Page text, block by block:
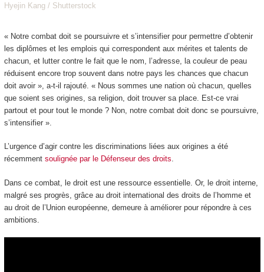
Hyejin Kang / Shutterstock
« Notre combat doit se poursuivre et s’intensifier pour permettre d’obtenir
les diplômes et les emplois qui correspondent aux mérites et talents de
chacun, et lutter contre le fait que le nom, l’adresse, la couleur de peau
réduisent encore trop souvent dans notre pays les chances que chacun
doit avoir », a-t-il rajouté. « Nous sommes une nation où chacun, quelles
que soient ses origines, sa religion, doit trouver sa place. Est-ce vrai
partout et pour tout le monde ? Non, notre combat doit donc se poursuivre,
s’intensifier ».
L’urgence d’agir contre les discriminations liées aux origines a été
récemment soulignée par le Défenseur des droits.
Dans ce combat, le droit est une ressource essentielle. Or, le droit interne,
malgré ses progrès, grâce au droit international des droits de l’homme et
au droit de l’Union européenne, demeure à améliorer pour répondre à ces
ambitions.